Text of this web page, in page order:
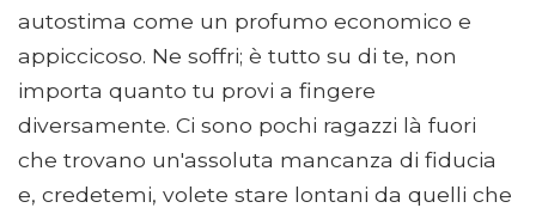
autostima come un profumo economico e
appiccicoso. Ne soffri; è tutto su di te, non
importa quanto tu provi a fingere
diversamente. Ci sono pochi ragazzi là fuori
che trovano un'assoluta mancanza di fiducia
e, credetemi, volete stare lontani da quelli che